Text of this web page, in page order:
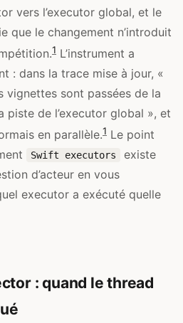
vers l’executor global, et le
que le changement n’introduit
1 L’instrument a
: dans la trace mise à jour, «
vignettes sont passées de la
piste de l’executor global », et
en parallèle.1 Le point
Swift executors
existe
d’acteur en vous
executor a exécuté quelle
: quand le thread